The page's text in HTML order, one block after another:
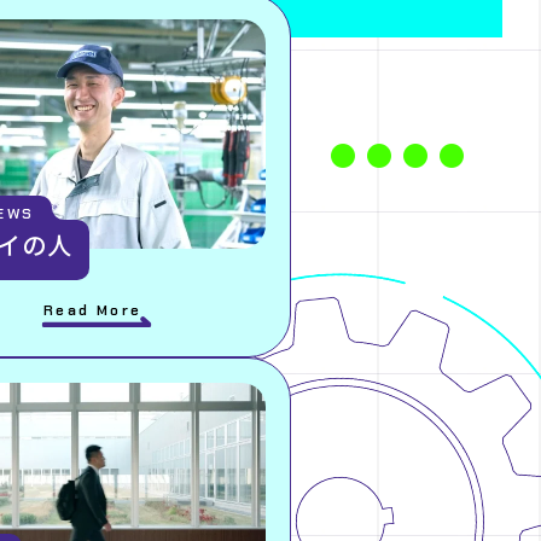
の人
Read More